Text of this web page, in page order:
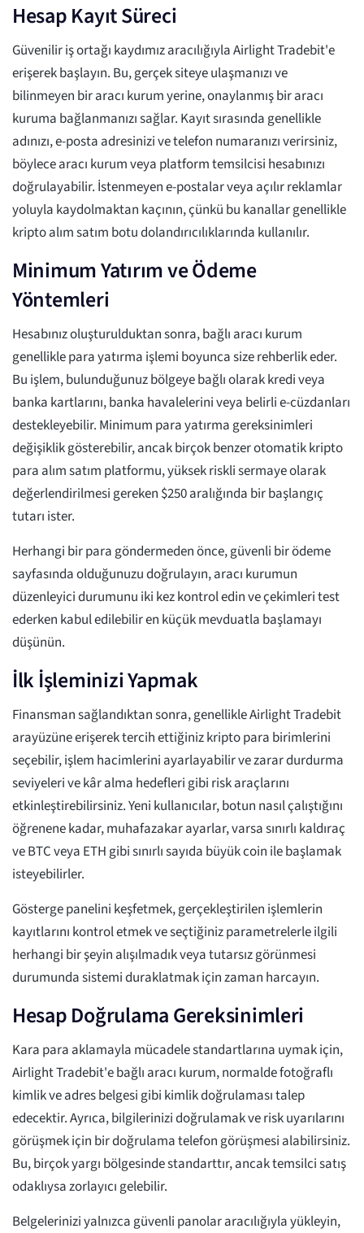
Hesap Kayıt Süreci
Güvenilir iş ortağı kaydımız aracılığıyla Airlight Tradebit'e
erişerek başlayın. Bu, gerçek siteye ulaşmanızı ve
bilinmeyen bir aracı kurum yerine, onaylanmış bir aracı
kuruma bağlanmanızı sağlar. Kayıt sırasında genellikle
adınızı, e-posta adresinizi ve telefon numaranızı verirsiniz,
böylece aracı kurum veya platform temsilcisi hesabınızı
doğrulayabilir. İstenmeyen e-postalar veya açılır reklamlar
yoluyla kaydolmaktan kaçının, çünkü bu kanallar genellikle
kripto alım satım botu dolandırıcılıklarında kullanılır.
Minimum Yatırım ve Ödeme
Yöntemleri
Hesabınız oluşturulduktan sonra, bağlı aracı kurum
genellikle para yatırma işlemi boyunca size rehberlik eder.
Bu işlem, bulunduğunuz bölgeye bağlı olarak kredi veya
banka kartlarını, banka havalelerini veya belirli e-cüzdanları
destekleyebilir. Minimum para yatırma gereksinimleri
değişiklik gösterebilir, ancak birçok benzer otomatik kripto
para alım satım platformu, yüksek riskli sermaye olarak
değerlendirilmesi gereken $250 aralığında bir başlangıç
tutarı ister.
Herhangi bir para göndermeden önce, güvenli bir ödeme
sayfasında olduğunuzu doğrulayın, aracı kurumun
düzenleyici durumunu iki kez kontrol edin ve çekimleri test
ederken kabul edilebilir en küçük mevduatla başlamayı
düşünün.
İlk İşleminizi Yapmak
Finansman sağlandıktan sonra, genellikle Airlight Tradebit
arayüzüne erişerek tercih ettiğiniz kripto para birimlerini
seçebilir, işlem hacimlerini ayarlayabilir ve zarar durdurma
seviyeleri ve kâr alma hedefleri gibi risk araçlarını
etkinleştirebilirsiniz. Yeni kullanıcılar, botun nasıl çalıştığını
öğrenene kadar, muhafazakar ayarlar, varsa sınırlı kaldıraç
ve BTC veya ETH gibi sınırlı sayıda büyük coin ile başlamak
isteyebilirler.
Gösterge panelini keşfetmek, gerçekleştirilen işlemlerin
kayıtlarını kontrol etmek ve seçtiğiniz parametrelerle ilgili
herhangi bir şeyin alışılmadık veya tutarsız görünmesi
durumunda sistemi duraklatmak için zaman harcayın.
Hesap Doğrulama Gereksinimleri
Kara para aklamayla mücadele standartlarına uymak için,
Airlight Tradebit'e bağlı aracı kurum, normalde fotoğraflı
kimlik ve adres belgesi gibi kimlik doğrulaması talep
edecektir. Ayrıca, bilgilerinizi doğrulamak ve risk uyarılarını
görüşmek için bir doğrulama telefon görüşmesi alabilirsiniz.
Bu, birçok yargı bölgesinde standarttır, ancak temsilci satış
odaklıysa zorlayıcı gelebilir.
Belgelerinizi yalnızca güvenli panolar aracılığıyla yükleyin,